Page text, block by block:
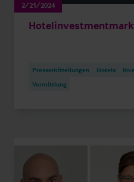
2/21/2024
Pressemitteilungen Hotels
Vermittlung